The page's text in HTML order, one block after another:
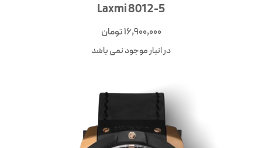
Laxmi 8012-5
16,900,000تومان
در انبار موجود نمی باشد